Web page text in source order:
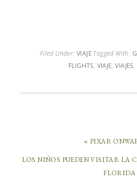
Filed Under: VIAJE Tagged With:
FLIGHTS, VIAJE,VIAJES,
« PIXAR
LOS NIÑOS PUEDEN VISITAR LA
FLORIDA